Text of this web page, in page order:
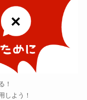
！
しよう！